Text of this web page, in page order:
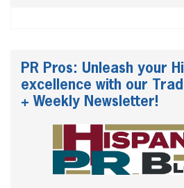
PR Pros: Unleash your
excellence with our
+ Weekly Newsletter!